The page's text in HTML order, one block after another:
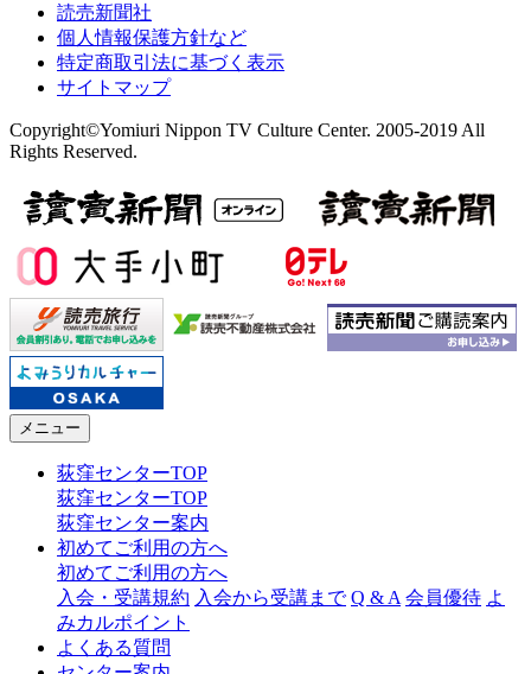
読売新聞社
個人情報保護方針など
特定商取引法に基づく表示
サイトマップ
Copyright©Yomiuri Nippon TV Culture Center. 2005-2019 All
Rights Reserved.
メニュー
荻窪センターTOP
荻窪センターTOP
荻窪センター案内
初めてご利用の方へ
初めてご利用の方へ
入会・受講規約 入会から受講まで Q & A 会員優待 よ
みカルポイント
よくある質問